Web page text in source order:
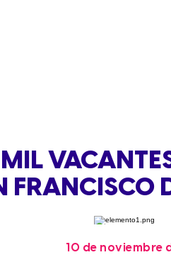
FRANCISCO
10 de noviembre